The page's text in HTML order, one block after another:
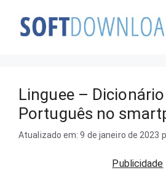
para
Linguee –
Português no
Atualizado em: 9 de janeiro de 2023
Publicidade